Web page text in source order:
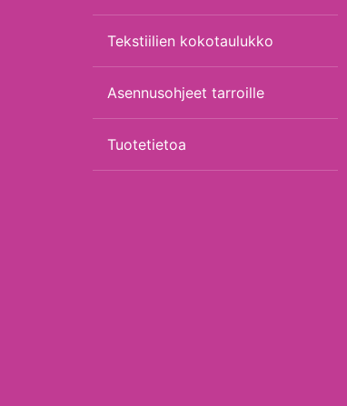
Tekstiilien kokotaulukko
Asennusohjeet tarroille
Tuotetietoa